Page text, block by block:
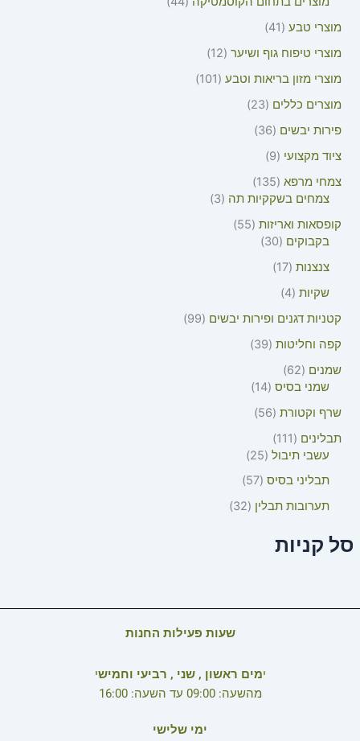
מוצרי טבע
41
מוצרי טיפוח גוף ושיער 12
מוצרי מזון בריאות וטבע
101
מוצרים כללים
23
פירות יבשים
36
ציוד מקצועי
9
צמחי מרפא 135
צמחים בשקקיות תה
3
קופסאות ואריזות 55
בקבוקים
30
צנצנות 17
שקיות 4
קטניות דגנים ופירות יבשים
99
קפה וחליטות 39
שמנים
62
שמני בסיס 14
שרף וקטורת 56
תבלינים
111
עשבי תיבול 25
תבליני בסיס 57
תערובות תבלין
32
סל קניות
שעות פעילות החנות
ימים ראשון , שני , רביעי וחמישי
מהשעה: 09:00 עד השעה: 16:00
ימי שלישי